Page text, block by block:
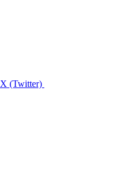
X (Twitter)